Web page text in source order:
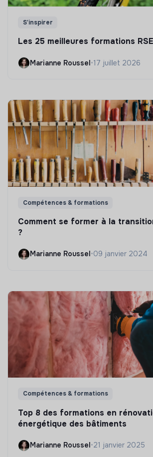
S'inspirer
Les 25 meilleures formations
Marianne Roussel•17 juillet 2026
Compétences & formations
Comment se former à la
?
Marianne Roussel •09 janvier 2024
Compétences & formations
Top 8 des formations en
énergétique des bâtiments
Marianne Roussel•21 janvier 2025